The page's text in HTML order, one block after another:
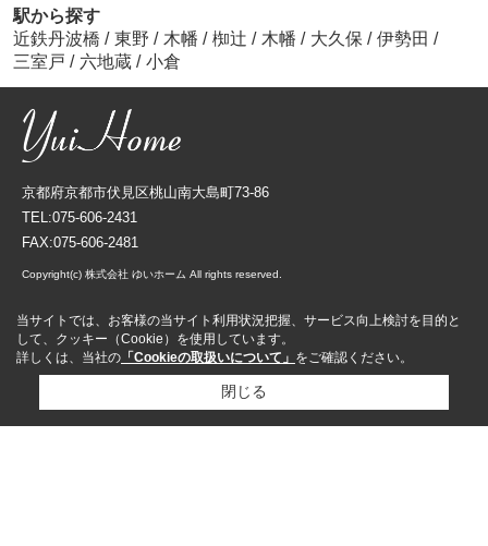
駅から探す
近鉄丹波橋 / 東野 / 木幡 / 椥辻 / 木幡 / 大久保 / 伊勢田 /
三室戸 / 六地蔵 / 小倉
京都府京都市伏見区桃山南大島町73-86
TEL:075-606-2431
FAX:075-606-2481
Copyright(c) 株式会社 ゆいホーム All rights reserved.
当サイトでは、お客様の当サイト利用状況把握、サービス向上検討を目的と
して、クッキー（Cookie）を使用しています。
詳しくは、当社の 「Cookieの取扱いについて」 をご確認ください。
閉じる